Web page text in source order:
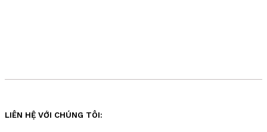
LIÊN HỆ VỚI CHÚNG TÔI: